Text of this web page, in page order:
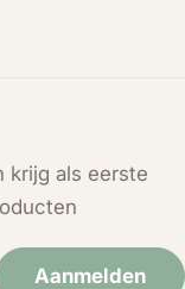
krijg als eerste
Aanmelden